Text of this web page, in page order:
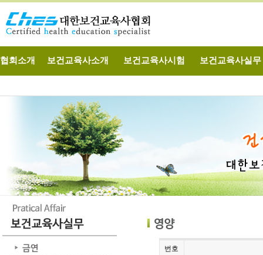
협회소개 보건교육사소개 보건교육사시험 보건교육사실무
번호